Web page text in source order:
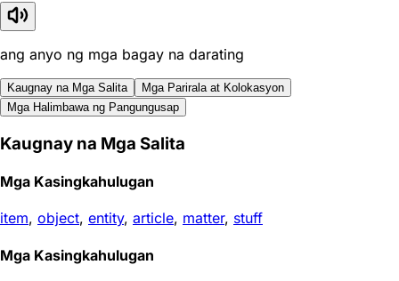
ang anyo ng mga bagay na darating
Kaugnay na Mga Salita
Mga Parirala at Kolokasyon
Mga Halimbawa ng Pangungusap
Kaugnay na Mga Salita
Mga Kasingkahulugan
item, object, entity, article, matter, stuff
Mga Kasingkahulugan